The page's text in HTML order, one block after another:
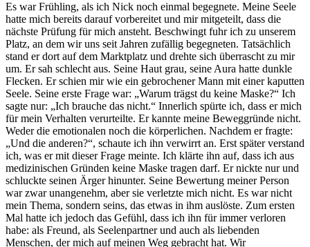
Es war Frühling, als ich Nick noch einmal begegnete. Meine Seele
hatte mich bereits darauf vorbereitet und mir mitgeteilt, dass die
nächste Prüfung für mich ansteht. Beschwingt fuhr ich zu unserem
Platz, an dem wir uns seit Jahren zufällig begegneten. Tatsächlich
stand er dort auf dem Marktplatz und drehte sich überrascht zu mir
um. Er sah schlecht aus. Seine Haut grau, seine Aura hatte dunkle
Flecken. Er schien mir wie ein gebrochener Mann mit einer kaputten
Seele. Seine erste Frage war: „Warum trägst du keine Maske?“ Ich
sagte nur: „Ich brauche das nicht.“ Innerlich spürte ich, dass er mich
für mein Verhalten verurteilte. Er kannte meine Beweggründe nicht.
Weder die emotionalen noch die körperlichen. Nachdem er fragte:
„Und die anderen?“, schaute ich ihn verwirrt an. Erst später verstand
ich, was er mit dieser Frage meinte. Ich klärte ihn auf, dass ich aus
medizinischen Gründen keine Maske tragen darf. Er nickte nur und
schluckte seinen Ärger hinunter. Seine Bewertung meiner Person
war zwar unangenehm, aber sie verletzte mich nicht. Es war nicht
mein Thema, sondern seins, das etwas in ihm auslöste. Zum ersten
Mal hatte ich jedoch das Gefühl, dass ich ihn für immer verloren
habe: als Freund, als Seelenpartner und auch als liebenden
Menschen, der mich auf meinen Weg gebracht hat. Wir